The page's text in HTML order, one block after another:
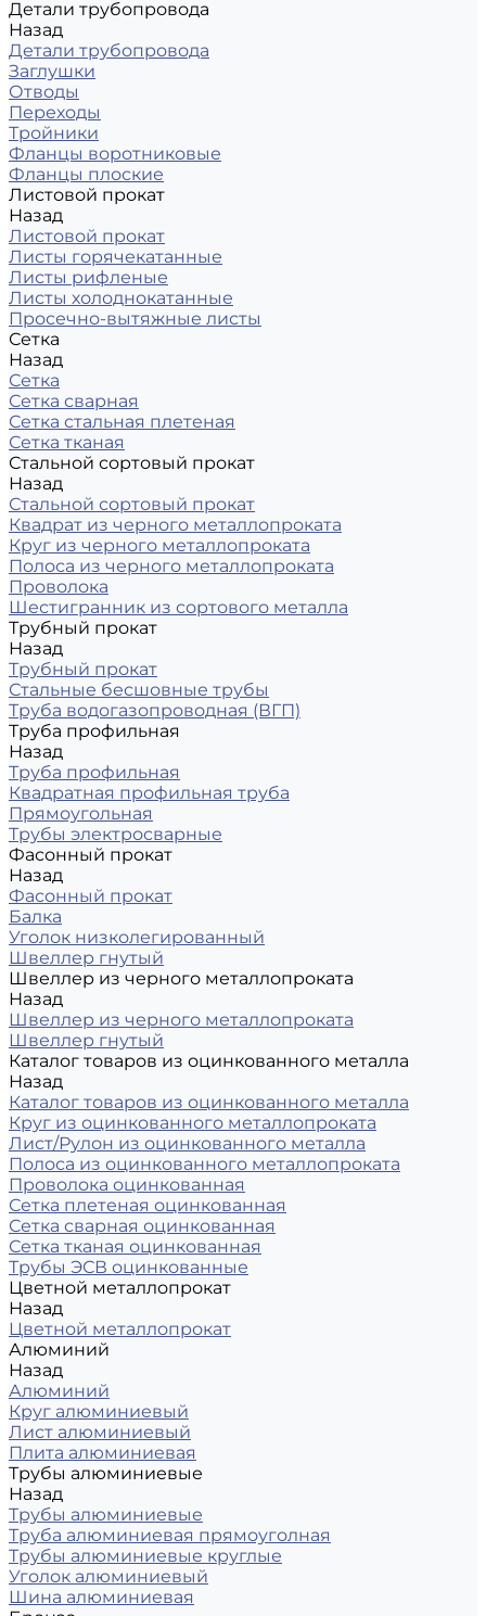
Детали трубопровода
Назад
Детали трубопровода
Заглушки
Отводы
Переходы
Тройники
Фланцы воротниковые
Фланцы плоские
Листовой прокат
Назад
Листовой прокат
Листы горячекатанные
Листы рифленые
Листы холоднокатанные
Просечно-вытяжные листы
Сетка
Назад
Сетка
Сетка сварная
Сетка стальная плетеная
Сетка тканая
Стальной сортовый прокат
Назад
Стальной сортовый прокат
Квадрат из черного металлопроката
Круг из черного металлопроката
Полоса из черного металлопроката
Проволока
Шестигранник из сортового металла
Трубный прокат
Назад
Трубный прокат
Стальные бесшовные трубы
Труба водогазопроводная (ВГП)
Труба профильная
Назад
Труба профильная
Квадратная профильная труба
Прямоугольная
Трубы электросварные
Фасонный прокат
Назад
Фасонный прокат
Балка
Уголок низколегированный
Швеллер гнутый
Швеллер из черного металлопроката
Назад
Швеллер из черного металлопроката
Швеллер гнутый
Каталог товаров из оцинкованного металла
Назад
Каталог товаров из оцинкованного металла
Круг из оцинкованного металлопроката
Лист/Рулон из оцинкованного металла
Полоса из оцинкованного металлопроката
Проволока оцинкованная
Сетка плетеная оцинкованная
Сетка сварная оцинкованная
Сетка тканая оцинкованная
Трубы ЭСВ оцинкованные
Цветной металлопрокат
Назад
Цветной металлопрокат
Алюминий
Назад
Алюминий
Круг алюминиевый
Лист алюминиевый
Плита алюминиевая
Трубы алюминиевые
Назад
Трубы алюминиевые
Труба алюминиевая прямоуголная
Трубы алюминиевые круглые
Уголок алюминиевый
Шина алюминиевая